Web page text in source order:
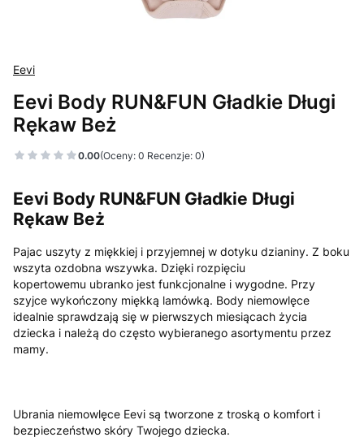
Eevi
Eevi Body RUN&FUN Gładkie Długi
Rękaw Beż
0.00(Oceny: 0 Recenzje: 0)
Eevi Body RUN&FUN Gładkie Długi
Rękaw Beż
Pajac uszyty z miękkiej i przyjemnej w dotyku dzianiny. Z boku
wszyta ozdobna wszywka. Dzięki rozpięciu
kopertowemu ubranko jest funkcjonalne i wygodne. Przy
szyjce wykończony miękką lamówką. Body niemowlęce
idealnie sprawdzają się w pierwszych miesiącach życia
dziecka i należą do często wybieranego asortymentu przez
mamy.
Ubrania niemowlęce Eevi są tworzone z troską o komfort i
bezpieczeństwo skóry Twojego dziecka.